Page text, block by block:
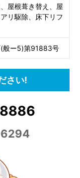
屋根葺き替え、屋
リ駆除、床下リフ
般ー5)第91883号
さい!